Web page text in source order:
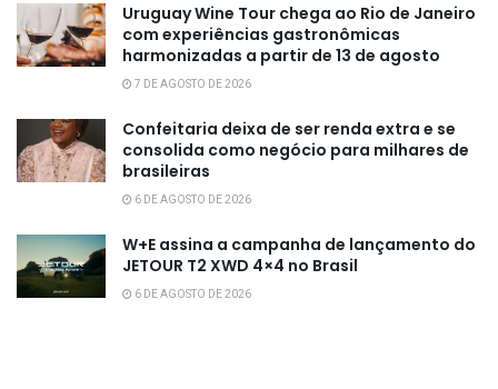
Uruguay Wine Tour chega ao Rio de Janeiro
com experiências gastronômicas
harmonizadas a partir de 13 de agosto
7 DE AGOSTO DE 2026
Confeitaria deixa de ser renda extra e se
consolida como negócio para milhares de
brasileiras
6 DE AGOSTO DE 2026
W+E assina a campanha de lançamento do
JETOUR T2 XWD 4×4 no Brasil
6 DE AGOSTO DE 2026